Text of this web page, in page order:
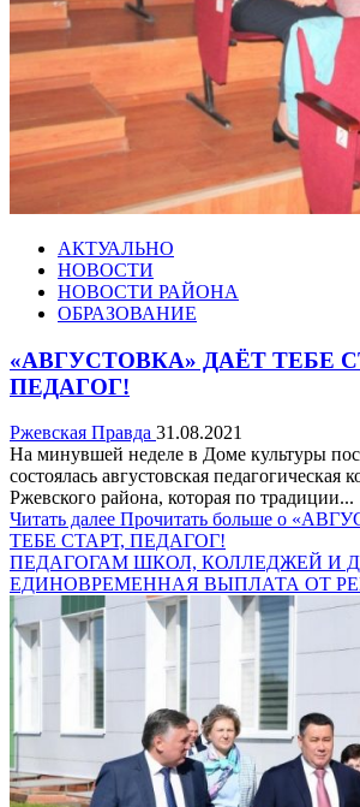
АКТУАЛЬНО
НОВОСТИ
НОВОСТИ РАЙОНА
ОБРАЗОВАНИЕ
«АВГУСТОВКА» ДАЁТ ТЕБЕ
ПЕДАГОГ!
Ржевская Правда 31.08.2021
На минувшей неделе в Доме культуры
состоялась августовская педагогическая
Ржевского района, которая по традиции...
Читать далее Прочитать больше о
ТЕБЕ СТАРТ, ПЕДАГОГ!
ПЕДАГОГАМ ШКОЛ, КОЛЛЕДЖЕЙ И
ЕДИНОВРЕМЕННАЯ ВЫПЛАТА ОТ